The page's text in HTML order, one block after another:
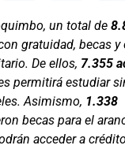
un total de
gratuidad, becas y
De ellos, 7.355
permitirá estudiar
Asimismo, 1.338
becas para el
acceder a